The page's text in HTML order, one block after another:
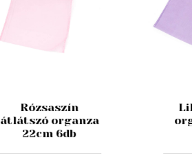
Rózsaszín
átlátszó organza
22cm 6db